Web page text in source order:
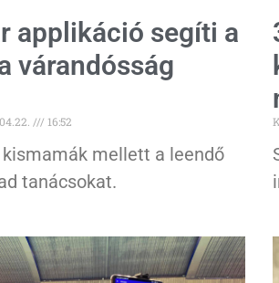
applikáció segíti a
várandósság
16:52
kismamák mellett a leendő
tanácsokat.